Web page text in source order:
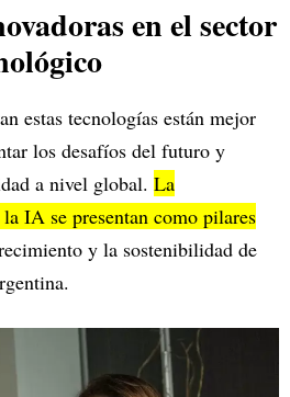
en el sector
estas tecnologías están mejor
los desafíos del futuro y
a nivel global. La
IA se presentan como pilares
y la sostenibilidad de